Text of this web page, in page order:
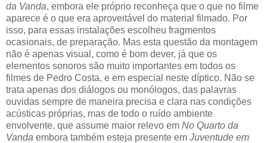
da Vanda, embora ele próprio reconheça que o que no filme
aparece é o que era aproveitável do material filmado. Por
isso, para essas instalações escolheu fragmentos
ocasionais, de preparação. Mas esta questão da montagem
não é apenas visual, como é bom dever, já que os
elementos sonoros são muito importantes em todos os
filmes de Pedro Costa, e em especial neste díptico. Não se
trata apenas dos diálogos ou monólogos, das palavras
ouvidas sempre de maneira precisa e clara nas condições
acústicas próprias, mas de todo o ruído ambiente
envolvente, que assume maior relevo em No Quarto da
Vanda embora também esteja presente em Juventude em